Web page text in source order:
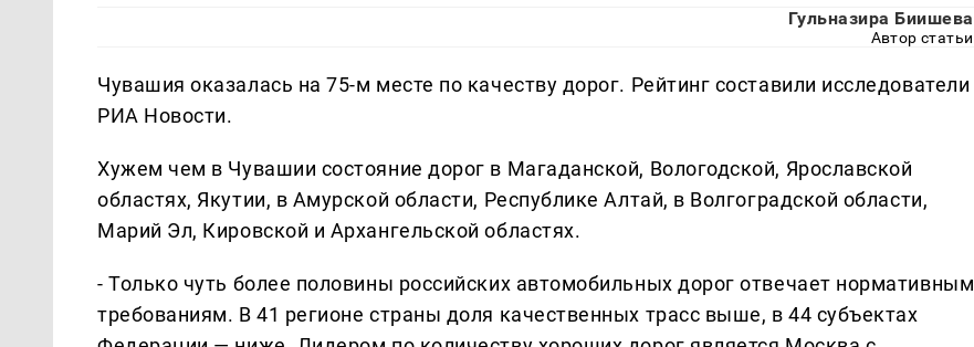
Гульназира Биишева
Автор статьи
Чувашия оказалась на 75-м месте по качеству дорог. Рейтинг составили исследователи
РИА Новости.
Хужем чем в Чувашии состояние дорог в Магаданской, Вологодской, Ярославской
областях, Якутии, в Амурской области, Республике Алтай, в Волгоградской области,
Марий Эл, Кировской и Архангельской областях.
- Только чуть более половины российских автомобильных дорог отвечает нормативным
требованиям. В 41 регионе страны доля качественных трасс выше, в 44 субъектах